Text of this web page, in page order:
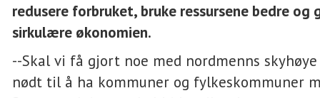
redusere forbruket, bruke ressursene bedre
sirkulære økonomien.
--Skal vi få gjort noe med nordmenns
nødt til å ha kommuner og fylkeskommuner